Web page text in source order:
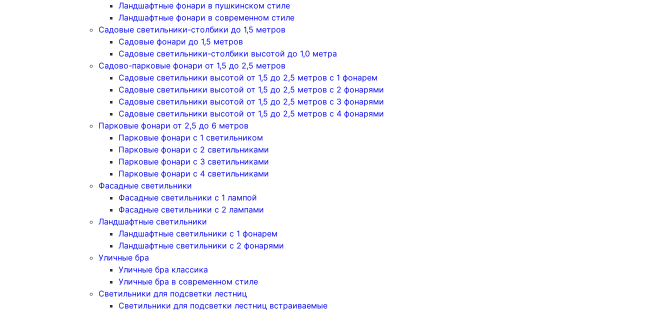
Ландшафтные фонари в пушкинском стиле
Ландшафтные фонари в современном стиле
Садовые светильники-столбики до 1,5 метров
Садовые фонари до 1,5 метров
Садовые светильники-столбики высотой до 1,0 метра
Садово-парковые фонари от 1,5 до 2,5 метров
Садовые светильники высотой от 1,5 до 2,5 метров с 1 фонарем
Садовые светильники высотой от 1,5 до 2,5 метров с 2 фонарями
Садовые светильники высотой от 1,5 до 2,5 метров с 3 фонарями
Садовые светильники высотой от 1,5 до 2,5 метров с 4 фонарями
Парковые фонари от 2,5 до 6 метров
Парковые фонари с 1 светильником
Парковые фонари с 2 светильниками
Парковые фонари с 3 светильниками
Парковые фонари с 4 светильниками
Фасадные светильники
Фасадные светильники с 1 лампой
Фасадные светильники c 2 лампами
Ландшафтные светильники
Ландшафтные светильники с 1 фонарем
Ландшафтные светильники с 2 фонарями
Уличные бра
Уличные бра классика
Уличные бра в современном стиле
Светильники для подсветки лестниц
Светильники для подсветки лестниц встраиваемые